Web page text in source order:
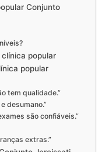
Conjunto
popular
popular
tem qualidade.”
desumano.”
são confiáveis.”
extras.”